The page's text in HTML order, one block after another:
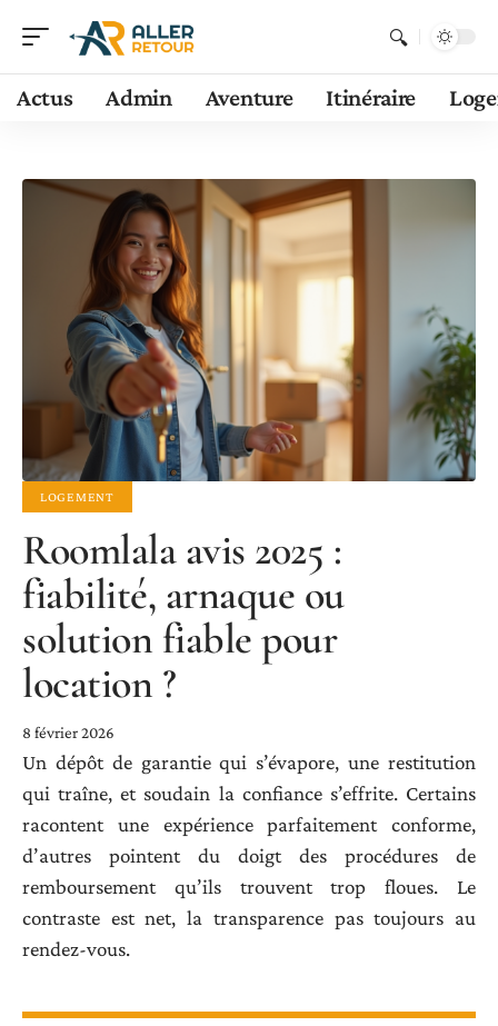
Actus Admin Aventure Itinéraire
LOGEMENT
Roomlala avis 2025 :
fiabilité, arnaque ou
solution fiable pour
location ?
8 février 2026
Un dépôt de garantie qui s’évapore, une restitution
qui traîne, et soudain la confiance s’effrite. Certains
racontent une expérience parfaitement conforme,
d’autres pointent du doigt des procédures de
remboursement qu’ils trouvent trop floues. Le
contraste est net, la transparence pas toujours au
rendez-vous.